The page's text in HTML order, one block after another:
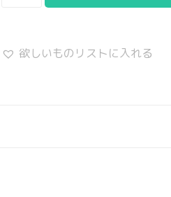
欲しいものリストに入れる